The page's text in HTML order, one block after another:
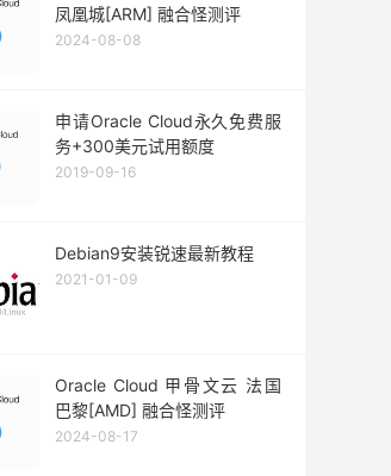
凤凰城[ARM] 融合怪测评
2024-08-08
申请Oracle Cloud永久免费服
务+300美元试用额度
2019-09-16
Debian9安装锐速最新教程
2021-01-09
Oracle Cloud 甲骨文云 法国
巴黎[AMD] 融合怪测评
2024-08-17